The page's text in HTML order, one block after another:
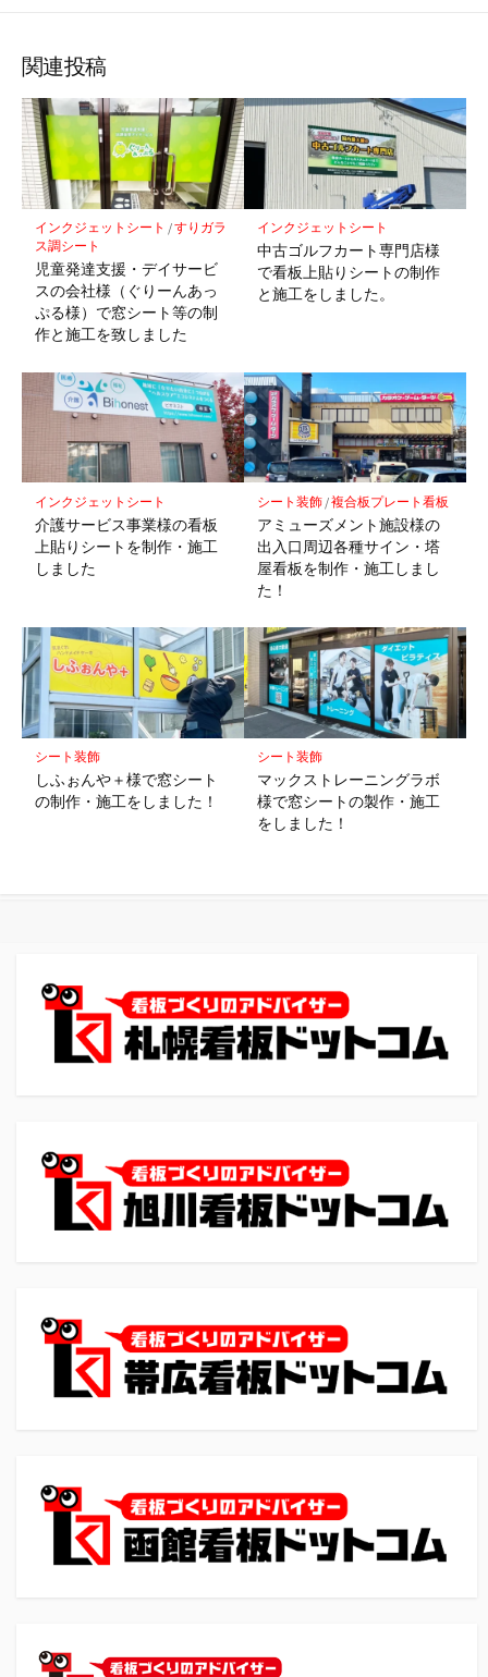
関連投稿
インクジェットシート /すりガラ
ス調シート
児童発達支援・デイサービ
スの会社様（ぐりーんあっ
ぷる様）で窓シート等の制
作と施工を致しました
インクジェットシート
中古ゴルフカート専門店様
で看板上貼りシートの制作
と施工をしました。
インクジェットシート
介護サービス事業様の看板
上貼りシートを制作・施工
しました
シート装飾/複合板プレート看板
アミューズメント施設様の
出入口周辺各種サイン・塔
屋看板を制作・施工しまし
た！
シート装飾
しふぉんや＋様で窓シート
の制作・施工をしました！
シート装飾
マックストレーニングラボ
様で窓シートの製作・施工
をしました！